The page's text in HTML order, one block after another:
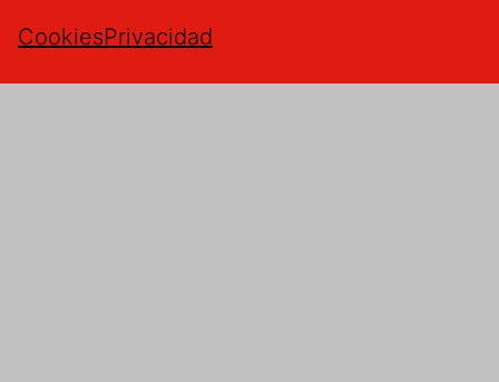
CookiesPrivacidad